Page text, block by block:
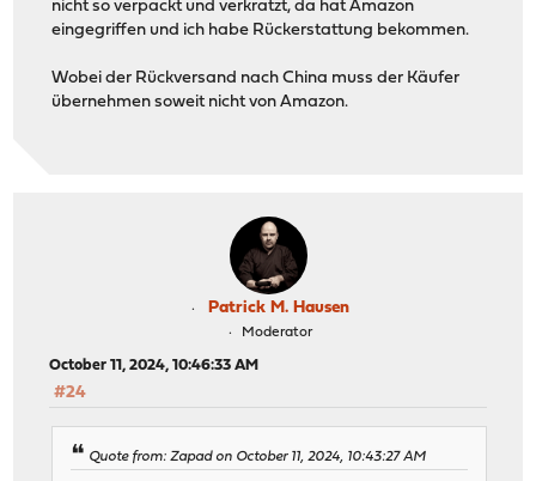
nicht so verpackt und verkratzt, da hat Amazon
eingegriffen und ich habe Rückerstattung bekommen.
Wobei der Rückversand nach China muss der Käufer
übernehmen soweit nicht von Amazon.
Patrick M. Hausen
Moderator
October 11, 2024, 10:46:33 AM
#24
Quote from: Zapad on October 11, 2024, 10:43:27 AM